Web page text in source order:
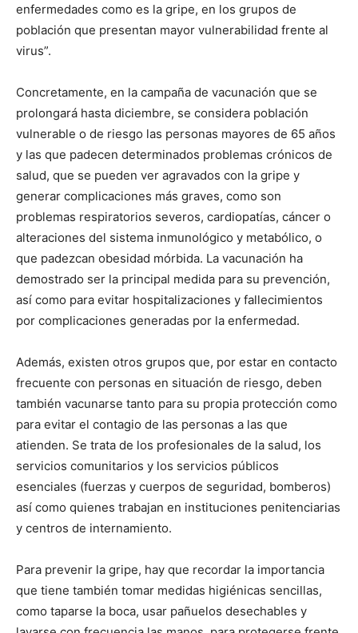
enfermedades como es la gripe, en los grupos de
población que presentan mayor vulnerabilidad frente al
virus”.
Concretamente, en la campaña de vacunación que se
prolongará hasta diciembre, se considera población
vulnerable o de riesgo las personas mayores de 65 años
y las que padecen determinados problemas crónicos de
salud, que se pueden ver agravados con la gripe y
generar complicaciones más graves, como son
problemas respiratorios severos, cardiopatías, cáncer o
alteraciones del sistema inmunológico y metabólico, o
que padezcan obesidad mórbida. La vacunación ha
demostrado ser la principal medida para su prevención,
así como para evitar hospitalizaciones y fallecimientos
por complicaciones generadas por la enfermedad.
Además, existen otros grupos que, por estar en contacto
frecuente con personas en situación de riesgo, deben
también vacunarse tanto para su propia protección como
para evitar el contagio de las personas a las que
atienden. Se trata de los profesionales de la salud, los
servicios comunitarios y los servicios públicos
esenciales (fuerzas y cuerpos de seguridad, bomberos)
así como quienes trabajan en instituciones penitenciarias
y centros de internamiento.
Para prevenir la gripe, hay que recordar la importancia
que tiene también tomar medidas higiénicas sencillas,
como taparse la boca, usar pañuelos desechables y